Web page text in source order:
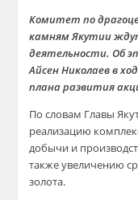
Комитет по
камням Якутии
деятельности. Об
Айсен Николаев в
плана развития
По словам Главы
реализацию
добычи и
также увеличению
золота.